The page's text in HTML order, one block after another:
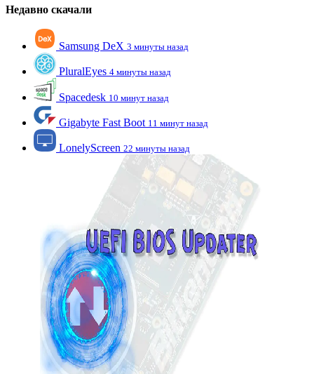
Недавно скачали
Samsung DeX 3 минуты назад
PluralEyes 4 минуты назад
Spacedesk 10 минут назад
Gigabyte Fast Boot 11 минут назад
LonelyScreen 22 минуты назад